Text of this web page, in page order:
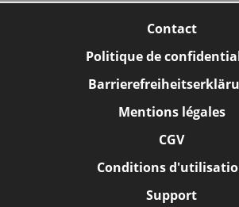
Contact
Politique de
Mentions légales
CGV
Conditions
Support